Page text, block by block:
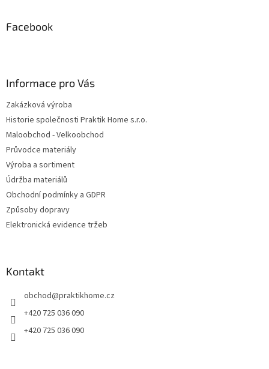
Facebook
Informace pro Vás
Zakázková výroba
Historie společnosti Praktik Home s.r.o.
Maloobchod - Velkoobchod
Průvodce materiály
Výroba a sortiment
Údržba materiálů
Obchodní podmínky a GDPR
Způsoby dopravy
Elektronická evidence tržeb
Kontakt
obchod@praktikhome.cz
+420 725 036 090
+420 725 036 090